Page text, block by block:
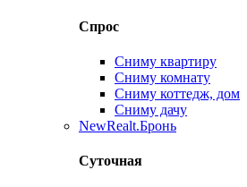
Спрос
Сниму квартиру
Сниму комнату
Сниму коттедж, дом
Сниму дачу
NewRealt.Бронь
Суточная